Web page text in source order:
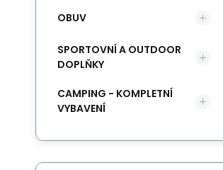
OBUV
SPORTOVNÍ A OUTDOOR
DOPLŇKY
CAMPING - KOMPLETNÍ
VYBAVENÍ